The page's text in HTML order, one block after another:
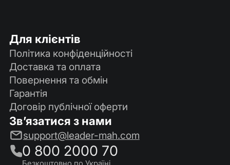
Для клієнтів
Політика конфіденційності
Доставка та оплата
Повернення та обмін
Гарантія
Договір публічної оферти
Зв’язатися з нами
support@leader-mah.com
0 800 2000 70